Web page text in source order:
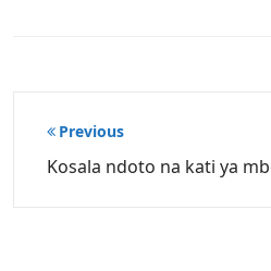
Post
navigation
Previous
Kosala ndoto na kati ya